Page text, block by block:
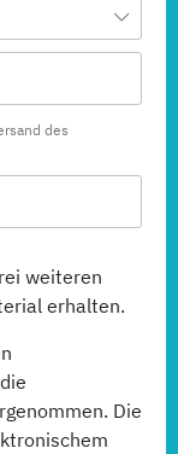
des
weiteren
erhalten.
Die